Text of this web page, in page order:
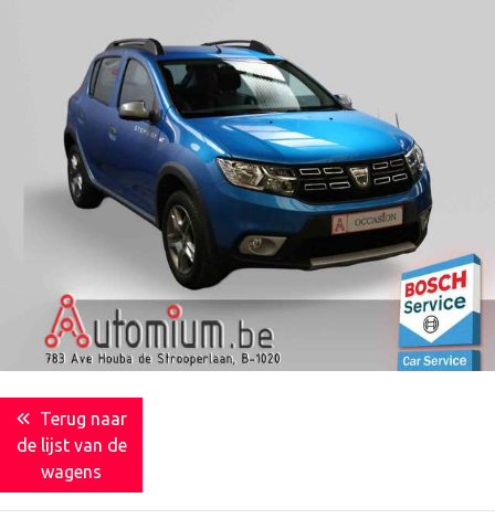
Terug naar
de lijst van de
wagens